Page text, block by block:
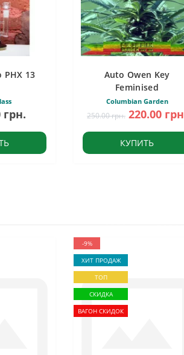
PHX 13
грн.
Auto Owen Key
Feminised
Columbian Garden
250.00 грн. 220.00
КУПИТЬ
-9%
ХИТ ПРОДАЖ
ТОП
СКИДКА
ВАГОН СКИДОК